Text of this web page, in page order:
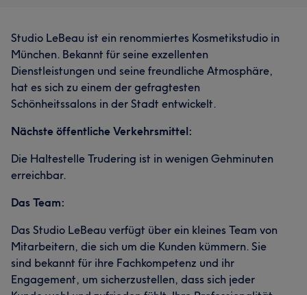
Studio LeBeau ist ein renommiertes Kosmetikstudio in
München. Bekannt für seine exzellenten
Dienstleistungen und seine freundliche Atmosphäre,
hat es sich zu einem der gefragtesten
Schönheitssalons in der Stadt entwickelt.
Nächste öffentliche Verkehrsmittel:
Die Haltestelle Trudering ist in wenigen Gehminuten
erreichbar.
Das Team:
Das Studio LeBeau verfügt über ein kleines Team von
Mitarbeitern, die sich um die Kunden kümmern. Sie
sind bekannt für ihre Fachkompetenz und ihr
Engagement, um sicherzustellen, dass sich jeder